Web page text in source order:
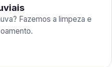
Fazemos a limpeza e